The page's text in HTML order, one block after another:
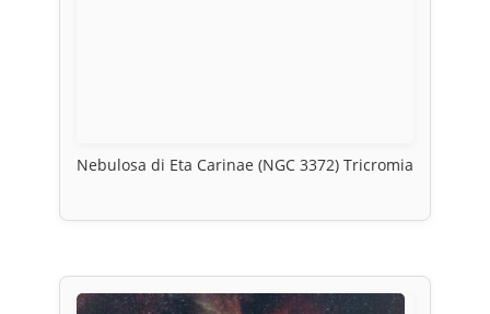
Nebulosa di Eta Carinae (NGC 3372) Tricromia